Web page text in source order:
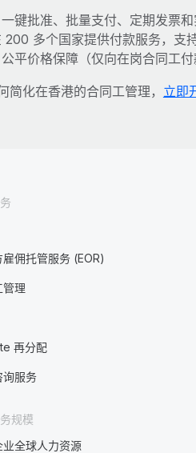
一键批准、批量支付、定期发票和
200 多个国家提供付款服务，支
公平价格保障（仅向在岗合同工
简化在香港的合同工管理， 立即
雇佣托管服务 (EOR)
管理
再分配
询服务
规模
业全球人力资源